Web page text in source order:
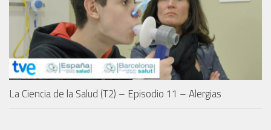
La Ciencia de la Salud (T2) – Episodio 11 – Alergias